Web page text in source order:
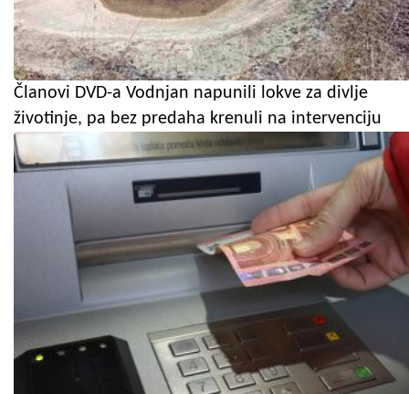
Članovi DVD-a Vodnjan napunili lokve za divlje
životinje, pa bez predaha krenuli na intervenciju